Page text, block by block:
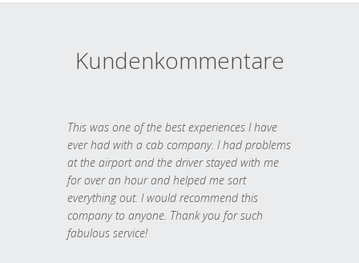
Kundenkommentare
This was one of the best experiences I have
ever had with a cab company. I had problems
at the airport and the driver stayed with me
for over an hour and helped me sort
everything out. I would recommend this
company to anyone. Thank you for such
fabulous service!